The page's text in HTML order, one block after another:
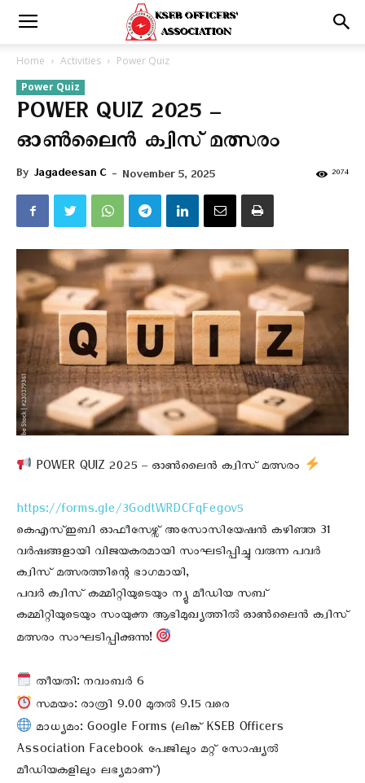
Home Activities
Power Quiz
Power Quiz
POWER QUIZ 2025 –
ഓൺലൈൻ ക്വിസ് മത്സരം
By Jagadeesan C - November 5, 2025 2074
POWER QUIZ 2025 – ഓൺലൈൻ ക്വിസ് മത്സരം
https://forms.gle/3GodtWRDCFqFegov5
കെഎസ്ഇബി ഓഫീസേഴ്സ് അസോസിയേഷൻ കഴിഞ്ഞ 31
വർഷങ്ങളായി വിജയകരമായി സംഘടിപ്പിച്ചു വരുന്ന പവർ
ക്വിസ് മത്സരത്തിന്റെ ഭാഗമായി,
പവർ ക്വിസ് കമ്മിറ്റിയുടെയും ന്യൂ മീഡിയ സബ്
കമ്മിറ്റിയുടെയും സംയുക്ത ആഭിമുഖ്യത്തിൽ ഓൺലൈൻ ക്വിസ്
മത്സരം സംഘടിപ്പിക്കുന്നു!
തീയതി: നവംബർ 6
സമയം: രാത്രി 9.00 മുതൽ 9.15 വരെ
മാധ്യമം: Google Forms (ലിങ്ക് KSEB Officers
Association Facebook പേജിലും മറ്റ് സോഷ്യൽ
മീഡിയകളിലും ലഭ്യമാണ്)